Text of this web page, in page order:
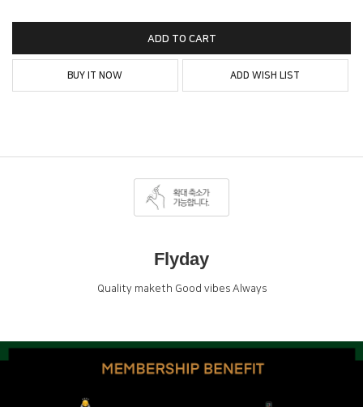
ADD TO CART
BUY IT NOW ADD WISH LIST
Flyday
Quality maketh Good vibes Always